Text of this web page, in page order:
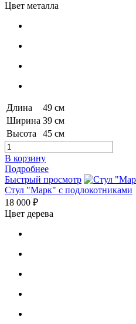
Цвет металла
Длина
49 см
Ширина 39 см
Высота
45 см
В корзину
Подробнее
Быстрый просмотр
Стул "Марк" с подлокотниками
18 000 ₽
Цвет дерева